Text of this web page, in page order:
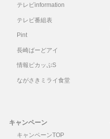
テレビinformation
テレビ番組表
Pint
長崎ばーどアイ
情報ピカッぷS
ながさきミライ食堂
キャンペーン
キャンペーンTOP